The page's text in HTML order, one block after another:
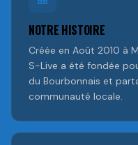
NOTRE HISTOIRE
Créée en Août 2010 à
S-Live a été fondée
du Bourbonnais et
communauté locale.